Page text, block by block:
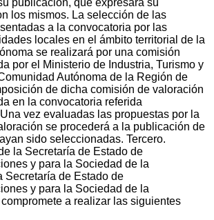
los mismos. La selección de las
a la convocatoria por las
locales en el ámbito territorial de la
se realizará por una comisión
por el Ministerio de Industria, Turismo y
Autónoma de la Región de
de dicha comisión de valoración
en la convocatoria referida
vez evaluadas las propuestas por la
se procederá a la publicación de
sido seleccionadas. Tercero.
la Secretaría de Estado de
y para la Sociedad de la
Secretaría de Estado de
y para la Sociedad de la
compromete a realizar las siguientes